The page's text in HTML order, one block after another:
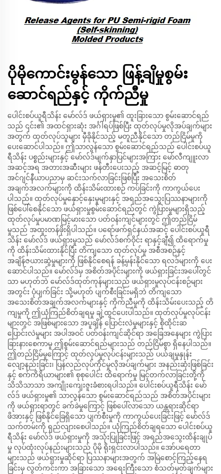
ပိုမိုကောင်းမွန်သော ဖြန့်ချိမှုစွမ်း
ဆောင်ရည်နှင့် ကိုက်ညီမှု
ပေါင်းစပ်ယူရီသိန်း မော်လ်ဒ် ဖယ်ရှားမှု၏ ထူးခြားသော စွမ်းဆောင်ရည်
သည် ၎င်း၏ အထင်ရှားဆုံး အင်္ဂါရပ်ဖြစ်ပြီး ထုတ်လုပ်မှုလိုအပ်ချက်များ
အတွက် ထုတ်လုပ်သူများ မှီခိုနိုင်သည့် မတူညီနိုင်သော တည်ငြိမ်မှုကို
ပေးဆောင်ပါသည်။ ဤသာလွန်သော စွမ်းဆောင်ရည်သည် ပေါင်းစပ်ယူ
ရီသိန်း ပစ္စည်းများနှင့် မော်လ်ဒ်မျက်နှာပြင်များအကြား မော်လီကျူးလာ
အဆင့်အရ အတားအဆီးများ ဖန်တီးပေးသည့် အဆင့်မြင့် ဓာတု
အင်ဂျင်နီယာပညာမှ ဆင်းသက်လာခြင်းဖြစ်ပြီး အသေးစိတ်
အချက်အလက်များကို ထိန်းသိမ်းထားစဉ် ကပ်ခြင်းကို ကာကွယ်ပေး
ပါသည်။ ထုတ်လုပ်မှုနှောင့်နှေးမှုများနှင့် အရည်အသွေးပြဿနာများကို
ဖြစ်ပေါ်စေနိုင်သော ဖယ်ရှားမှုစွမ်းဆောင်ရည်တွင် ကွဲပြားမှုများရှိသည့်
ထုတ်လုပ်မှုပမာဏမြင့်မားသော ပတ်ဝန်းကျင်များတွင် ဤတည်ငြိမ်
မှုသည် အထူးတန်ဖိုးရှိပါသည်။ ပရော်ဖက်ရှင်နယ်အဆင့် ပေါင်းစပ်ယူရီ
သိန်း မော်လ်ဒ် ဖယ်ရှားမှုသည် မော်လ်ဒ်စက်ဝိုင်း ရာနှင့်ချီ၍ ထိရောက်မှု
ကို ထိန်းသိမ်းထားနိုင်ပြီး တိကျသော ထုတ်လုပ်မှု အစီအစဉ်နှင့်
အချိန်ဇယားဆွဲမှုများကို ဖြစ်နိုင်စေရန် ခန့်မှန်းနိုင်သော ရလဒ်များကို ပေး
ဆောင်ပါသည်။ မော်လ်ဒ်မှ အစိတ်အပိုင်းများကို ဖယ်ရှားခြင်းအပေါ်တွင်
သာ မဟုတ်ဘဲ မော်လ်ဒ်ထုတ်ကုန်များသည် ဖယ်ရှားမှုလုပ်ငန်းစဉ်များ
အတွင်း ပုံပျက်ခြင်း သို့မဟုတ် ပျက်စီးခြင်းမရှိဘဲ တိကျသော
အသေးစိတ်အချက်အလက်များနှင့် ကိုက်ညီမှုကို ထိန်းသိမ်းပေးသည့် တိ
ကျမှုကို ဤယုံကြည်စိတ်ချရမှု ချဲ့ထွင်ပေးပါသည်။ ထုတ်လုပ်မှုလုပ်ငန်း
များတွင် အဖြစ်များသော အပူချိန် ပြောင်းလဲမှုများနှင့် စိုထိုင်းဆ
ပြောင်းလဲမှုများ အပါအဝင် ပတ်ဝန်းကျင်ဆိုင်ရာ အခြေအနေများ ကွဲပြား
ခြားနားစေကာမူ ဤစွမ်းဆောင်ရည်များသည် တည်ငြိမ်စွာ ရှိနေပါသည်။
ဤတည်ငြိမ်မှုကြောင့် ထုတ်လုပ်မှုလုပ်ငန်းများသည် ပယ်ချမှုနှုန်း
လျော့နည်းခြင်း၊ ပြန်လည်လုပ်ကိုင်မှုလိုအပ်ချက်များ အနည်းဆုံးဖြစ်ခြင်း
နှင့် စက်ကိရိယာများ၏ စုစုပေါင်း ထိရောက်မှု မြင့်တက်လာခြင်းတို့ကို
သိသိသာသာ အကျိုးကျေးဇူးခံစားရပါသည်။ ပေါင်းစပ်ယူရီသိန်း မော်
လ်ဒ် ဖယ်ရှားမှု၏ သာလွန်သော စွမ်းဆောင်ရည်သည် အစိတ်အပိုင်းများ
ကို ဖယ်ရှားရာတွင် ခက်ခဲမှုကြောင့် ဖြစ်ပေါ်လာသော ယန္တရားဆိုင်ရာ
ဖိအားနှင့် ဖြစ်နိုင်ခြေရှိသော ပျက်စီးမှုကို ကာကွယ်ပေးခြင်းဖြင့် မော်လ်ဒ်
သက်တမ်းကို ရှည်လျားစေပါသည်။ ယုံကြည်စိတ်ချရသော ပေါင်းစပ်ယူ
ရီသိန်း မော်လ်ဒ် ဖယ်ရှားမှုကို အသုံးပြုခြင်းဖြင့် အရည်အသွေးထိန်းချုပ်
မှု လုပ်ထုံးလုပ်နည်းများသည် ပိုမို ရိုးရှင်းလာပါသည်။ အော်ပရေတာ
များသည် ဖယ်ရှားမှုဆိုင်ရာ ပြဿနာများအတွက် အမြဲစောင့်ကြည့်နေရ
ခြင်းမှ လွတ်ကင်းကာ အခြားသော အရေးကြီးသော စံသတ်မှတ်ချက်များ